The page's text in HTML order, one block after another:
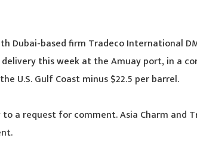
Dubai-based firm Tradeco International
this week at the Amuay port, in a
U.S. Gulf Coast minus $22.5 per barrel.
to a request for comment. Asia Charm and